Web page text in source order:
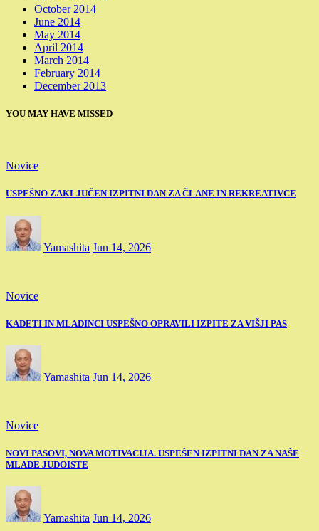
October 2014
June 2014
May 2014
April 2014
March 2014
February 2014
December 2013
YOU MAY HAVE MISSED
Novice
USPEŠNO ZAKLJUČEN IZPITNI DAN ZA ČLANE IN REKREATIVCE
Yamashita Jun 14, 2026
Novice
KADETI IN MLADINCI USPEŠNO OPRAVILI IZPITE ZA VIŠJI PAS
Yamashita Jun 14, 2026
Novice
NOVI PASOVI, NOVA MOTIVACIJA. USPEŠEN IZPITNI DAN ZA NAŠE
MLADE JUDOISTE
Yamashita Jun 14, 2026